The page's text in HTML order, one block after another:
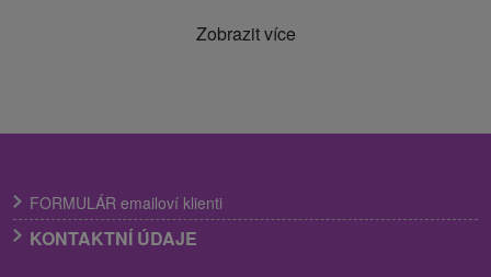
Zobrazit více
FORMULÁR emailoví klienti
KONTAKTNÍ ÚDAJE